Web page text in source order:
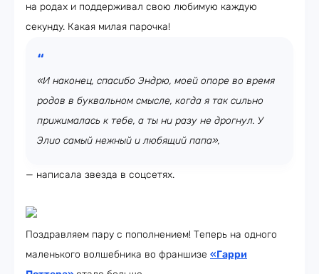
на родах и поддерживал свою любимую каждую
секунду. Какая милая парочка!
«И наконец, спасибо Эндрю, моей опоре во время
родов в буквальном смысле, когда я так сильно
прижималась к тебе, а ты ни разу не дрогнул. У
Элио самый нежный и любящий папа»,
— написала звезда в соцсетях.
Поздравляем пару с пополнением! Теперь на одного
маленького волшебника во франшизе «Гарри